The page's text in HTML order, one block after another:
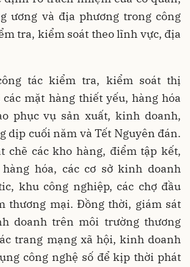
ương và địa phương trong công
tra, kiểm soát theo lĩnh vực, địa
tác kiểm tra, kiểm soát thị
mặt hàng thiết yếu, hàng hóa
phục vụ sản xuất, kinh doanh,
dịp cuối năm và Tết Nguyên đán.
chẽ các kho hàng, điểm tập kết,
hóa, các cơ sở kinh doanh
khu công nghiệp, các chợ đầu
thương mại. Đồng thời, giám sát
doanh trên môi trường thương
trang mạng xã hội, kinh doanh
công nghệ số để kịp thời phát